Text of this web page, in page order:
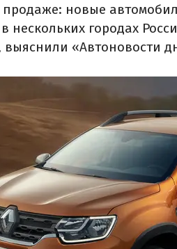
продаже: новые
нескольких городах
выяснили «Автоновости